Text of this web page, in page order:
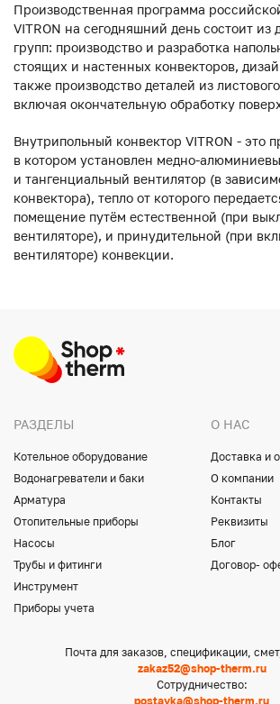
Производственная программа
VITRON на сегодняшний день состоит из
групп: производство и разработка
стоящих и настенных конвекторов,
также производство деталей из
включая окончательную обработку
Внутрипольный конвектор VITRON - это
в котором установлен медно-
и тангенциальный вентилятор (в
конвектора), тепло от которого
помещение путём естественной (при
вентиляторе), и принудительной (при
вентиляторе) конвекции.
РАЗДЕЛЫ
Котельное оборудование
Водонагреватели и баки
Арматура
Отопительные приборы
Насосы
Трубы и фитинги
Инструмент
Приборы учета
О НАС
Доставка и
О компании
Контакты
Реквизиты
Блог
Договор-
Почта для заказов, спецификации,
zakaz52@shop-therm.ru
Сотрудничество:
postavka@shop-therm.ru